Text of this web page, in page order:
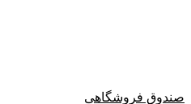
صندوق فروشگاهی